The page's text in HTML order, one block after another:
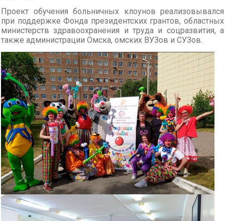
Проект обучения больничных клоунов реализовывался
при поддержке Фонда президентских грантов, областных
министерств здравоохранения и труда и соцразвития, а
также администрации Омска, омских ВУЗов и СУЗов.